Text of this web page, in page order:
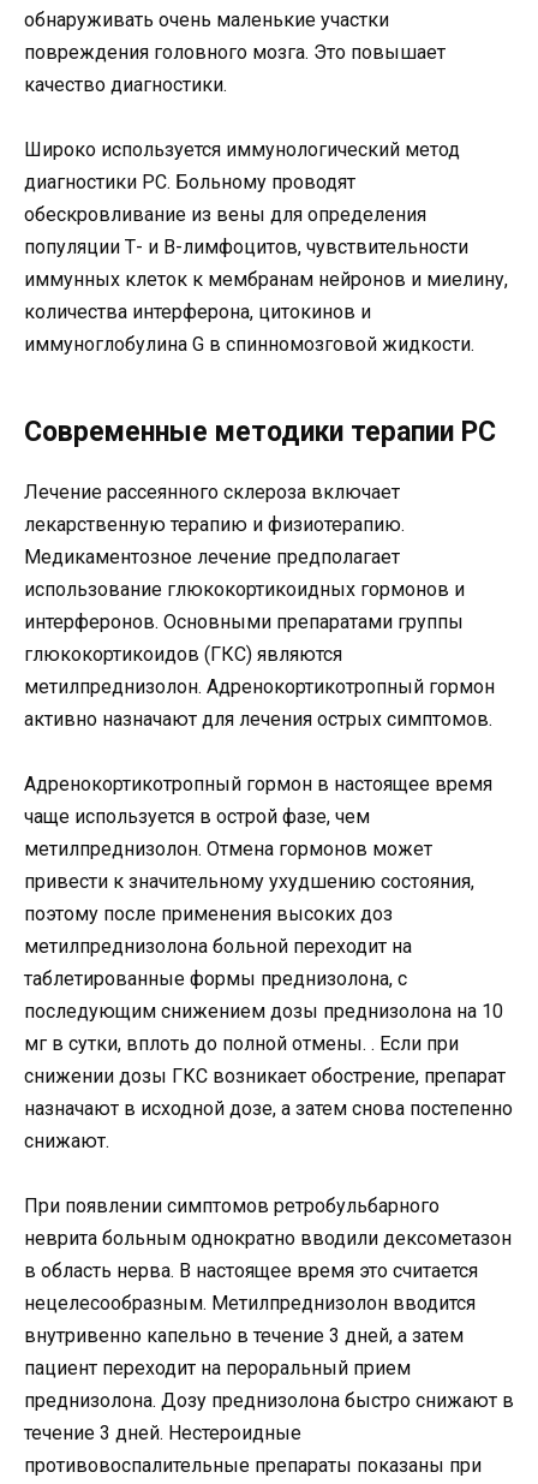
обнаруживать очень маленькие участки
повреждения головного мозга. Это повышает
качество диагностики.
Широко используется иммунологический метод
диагностики РС. Больному проводят
обескровливание из вены для определения
популяции Т- и В-лимфоцитов, чувствительности
иммунных клеток к мембранам нейронов и миелину,
количества интерферона, цитокинов и
иммуноглобулина G в спинномозговой жидкости.
Современные методики терапии РС
Лечение рассеянного склероза включает
лекарственную терапию и физиотерапию.
Медикаментозное лечение предполагает
использование глюкокортикоидных гормонов и
интерферонов. Основными препаратами группы
глюкокортикоидов (ГКС) являются
метилпреднизолон. Адренокортикотропный гормон
активно назначают для лечения острых симптомов.
Адренокортикотропный гормон в настоящее время
чаще используется в острой фазе, чем
метилпреднизолон. Отмена гормонов может
привести к значительному ухудшению состояния,
поэтому после применения высоких доз
метилпреднизолона больной переходит на
таблетированные формы преднизолона, с
последующим снижением дозы преднизолона на 10
мг в сутки, вплоть до полной отмены. . Если при
снижении дозы ГКС возникает обострение, препарат
назначают в исходной дозе, а затем снова постепенно
снижают.
При появлении симптомов ретробульбарного
неврита больным однократно вводили дексометазон
в область нерва. В настоящее время это считается
нецелесообразным. Метилпреднизолон вводится
внутривенно капельно в течение 3 дней, а затем
пациент переходит на пероральный прием
преднизолона. Дозу преднизолона быстро снижают в
течение 3 дней. Нестероидные
противовоспалительные препараты показаны при